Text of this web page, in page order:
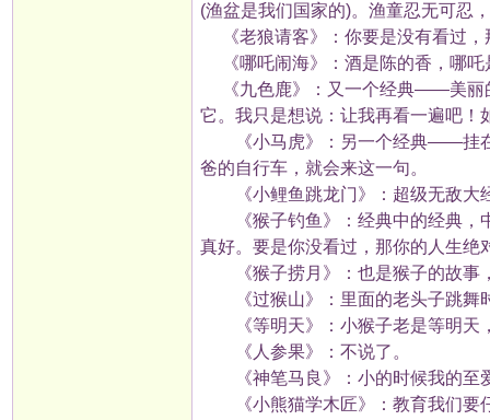
(渔盆是我们国家的)。渔童忍无可忍
《老狼请客》：你要是没有看过，
《哪吒闹海》：酒是陈的香，哪吒
《九色鹿》：又一个经典——美丽
它。我只是想说：让我再看一遍吧！
《小马虎》：另一个经典——挂在
爸的自行车，就会来这一句。
《小鲤鱼跳龙门》：超级无敌大
《猴子钓鱼》：经典中的经典，中
真好。要是你没看过，那你的人生绝
《猴子捞月》：也是猴子的故事
《过猴山》：里面的老头子跳舞
《等明天》：小猴子老是等明天
《人参果》：不说了。
《神笔马良》：小的时候我的至
《小熊猫学木匠》：教育我们要仔